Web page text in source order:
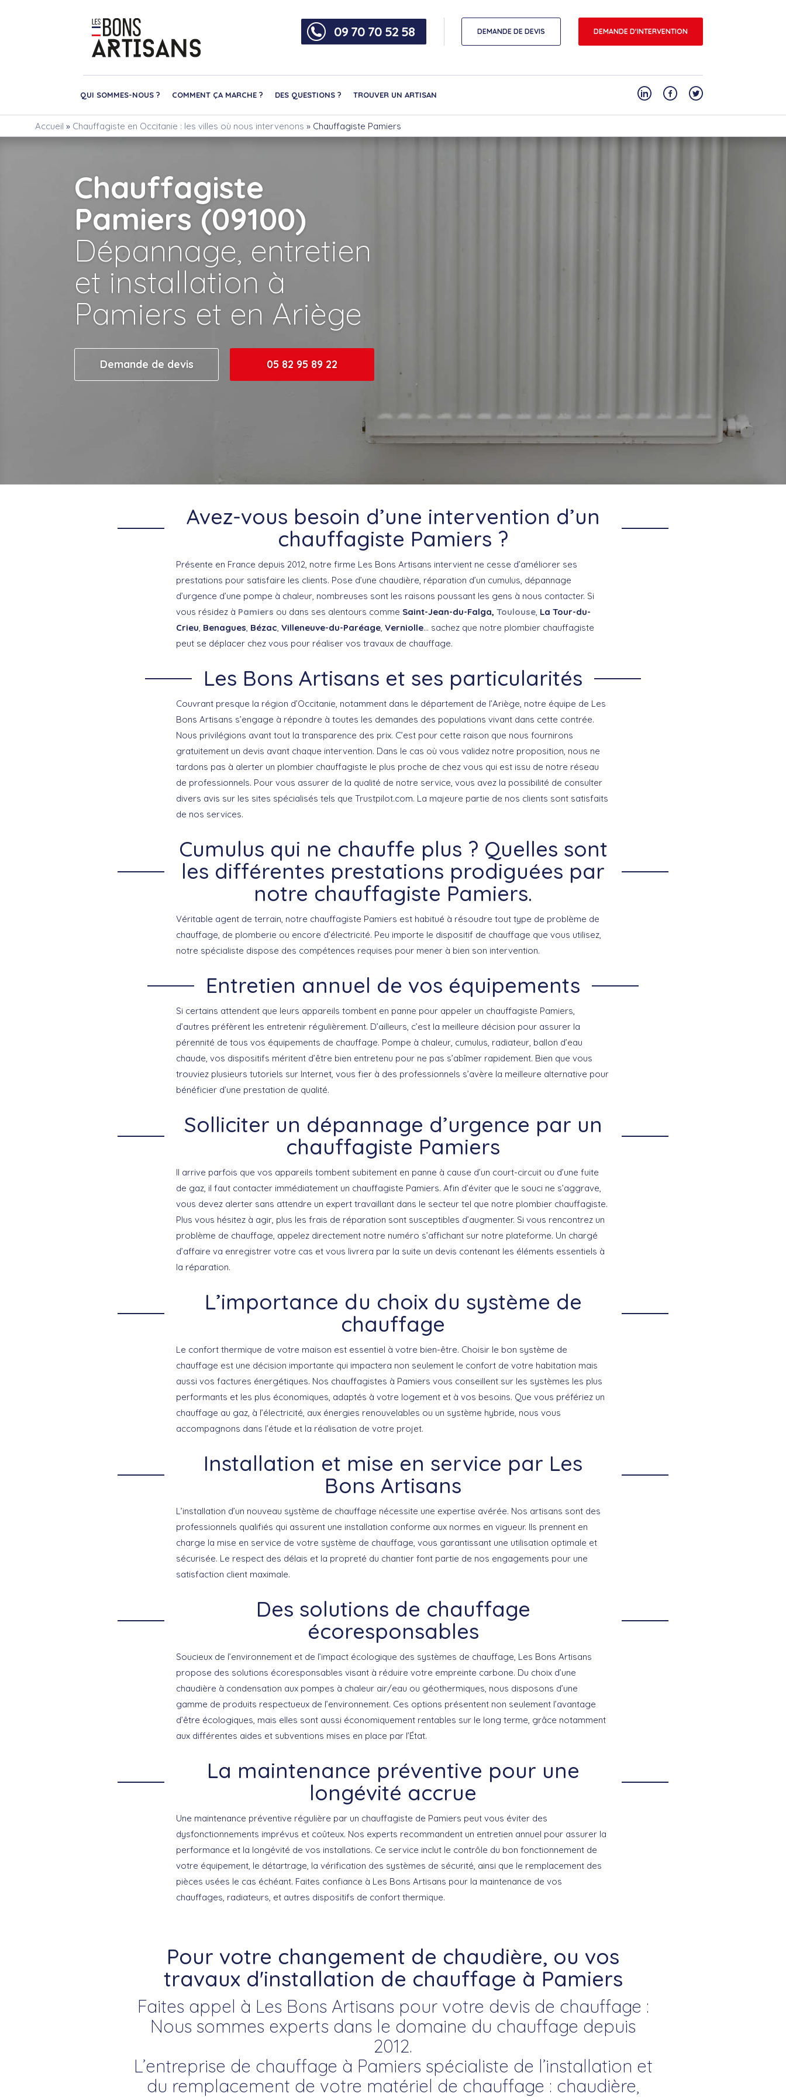
09 70 70 52 58 DEMANDE DE DEVIS DEMANDE D'INTERVENTION
QUI SOMMES-NOUS ? COMMENT ÇA MARCHE ? DES QUESTIONS ? TROUVER UN ARTISAN
Accueil » Chauffagiste en Occitanie : les villes où nous intervenons » Chauffagiste Pamiers
Chauffagiste
Pamiers (09100)
Dépannage, entretien
et installation à
Pamiers et en Ariège
Demande de devis 05 82 95 89 22
Avez-vous besoin d’une intervention d’un
chauffagiste Pamiers ?
Présente en France depuis 2012, notre firme Les Bons Artisans intervient ne cesse d’améliorer ses
prestations pour satisfaire les clients. Pose d’une chaudière, réparation d’un cumulus, dépannage
d’urgence d’une pompe à chaleur, nombreuses sont les raisons poussant les gens à nous contacter. Si
vous résidez à Pamiers ou dans ses alentours comme Saint-Jean-du-Falga, Toulouse, La Tour-du-
Crieu, Benagues, Bézac, Villeneuve-du-Paréage, Verniolle… sachez que notre plombier chauffagiste
peut se déplacer chez vous pour réaliser vos travaux de chauffage.
Les Bons Artisans et ses particularités
Couvrant presque la région d’Occitanie, notamment dans le département de l’Ariège, notre équipe de Les
Bons Artisans s’engage à répondre à toutes les demandes des populations vivant dans cette contrée.
Nous privilégions avant tout la transparence des prix. C’est pour cette raison que nous fournirons
gratuitement un devis avant chaque intervention. Dans le cas où vous validez notre proposition, nous ne
tardons pas à alerter un plombier chauffagiste le plus proche de chez vous qui est issu de notre réseau
de professionnels. Pour vous assurer de la qualité de notre service, vous avez la possibilité de consulter
divers avis sur les sites spécialisés tels que Trustpilot.com. La majeure partie de nos clients sont satisfaits
de nos services.
Cumulus qui ne chauffe plus ? Quelles sont
les différentes prestations prodiguées par
notre chauffagiste Pamiers.
Véritable agent de terrain, notre chauffagiste Pamiers est habitué à résoudre tout type de problème de
chauffage, de plomberie ou encore d’électricité. Peu importe le dispositif de chauffage que vous utilisez,
notre spécialiste dispose des compétences requises pour mener à bien son intervention.
Entretien annuel de vos équipements
Si certains attendent que leurs appareils tombent en panne pour appeler un chauffagiste Pamiers,
d’autres préfèrent les entretenir régulièrement. D’ailleurs, c’est la meilleure décision pour assurer la
pérennité de tous vos équipements de chauffage. Pompe à chaleur, cumulus, radiateur, ballon d’eau
chaude, vos dispositifs méritent d’être bien entretenu pour ne pas s’abîmer rapidement. Bien que vous
trouviez plusieurs tutoriels sur Internet, vous fier à des professionnels s’avère la meilleure alternative pour
bénéficier d’une prestation de qualité.
Solliciter un dépannage d’urgence par un
chauffagiste Pamiers
Il arrive parfois que vos appareils tombent subitement en panne à cause d’un court-circuit ou d’une fuite
de gaz, il faut contacter immédiatement un chauffagiste Pamiers. Afin d’éviter que le souci ne s’aggrave,
vous devez alerter sans attendre un expert travaillant dans le secteur tel que notre plombier chauffagiste.
Plus vous hésitez à agir, plus les frais de réparation sont susceptibles d’augmenter. Si vous rencontrez un
problème de chauffage, appelez directement notre numéro s’affichant sur notre plateforme. Un chargé
d’affaire va enregistrer votre cas et vous livrera par la suite un devis contenant les éléments essentiels à
la réparation.
L’importance du choix du système de
chauffage
Le confort thermique de votre maison est essentiel à votre bien-être. Choisir le bon système de
chauffage est une décision importante qui impactera non seulement le confort de votre habitation mais
aussi vos factures énergétiques. Nos chauffagistes à Pamiers vous conseillent sur les systèmes les plus
performants et les plus économiques, adaptés à votre logement et à vos besoins. Que vous préfériez un
chauffage au gaz, à l’électricité, aux énergies renouvelables ou un système hybride, nous vous
accompagnons dans l’étude et la réalisation de votre projet.
Installation et mise en service par Les
Bons Artisans
L’installation d’un nouveau système de chauffage nécessite une expertise avérée. Nos artisans sont des
professionnels qualifiés qui assurent une installation conforme aux normes en vigueur. Ils prennent en
charge la mise en service de votre système de chauffage, vous garantissant une utilisation optimale et
sécurisée. Le respect des délais et la propreté du chantier font partie de nos engagements pour une
satisfaction client maximale.
Des solutions de chauffage
écoresponsables
Soucieux de l’environnement et de l’impact écologique des systèmes de chauffage, Les Bons Artisans
propose des solutions écoresponsables visant à réduire votre empreinte carbone. Du choix d’une
chaudière à condensation aux pompes à chaleur air/eau ou géothermiques, nous disposons d’une
gamme de produits respectueux de l’environnement. Ces options présentent non seulement l’avantage
d’être écologiques, mais elles sont aussi économiquement rentables sur le long terme, grâce notamment
aux différentes aides et subventions mises en place par l’État.
La maintenance préventive pour une
longévité accrue
Une maintenance préventive régulière par un chauffagiste de Pamiers peut vous éviter des
dysfonctionnements imprévus et coûteux. Nos experts recommandent un entretien annuel pour assurer la
performance et la longévité de vos installations. Ce service inclut le contrôle du bon fonctionnement de
votre équipement, le détartrage, la vérification des systèmes de sécurité, ainsi que le remplacement des
pièces usées le cas échéant. Faites confiance à Les Bons Artisans pour la maintenance de vos
chauffages, radiateurs, et autres dispositifs de confort thermique.
Pour votre changement de chaudière, ou vos
travaux d'installation de chauffage à Pamiers
Faites appel à Les Bons Artisans pour votre devis de chauffage :
Nous sommes experts dans le domaine du chauffage depuis
2012.
L’entreprise de chauffage à Pamiers spécialiste de l’installation et
du remplacement de votre matériel de chauffage : chaudière,